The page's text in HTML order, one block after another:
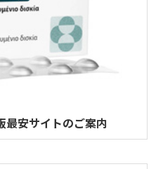
最安サイトのご案内